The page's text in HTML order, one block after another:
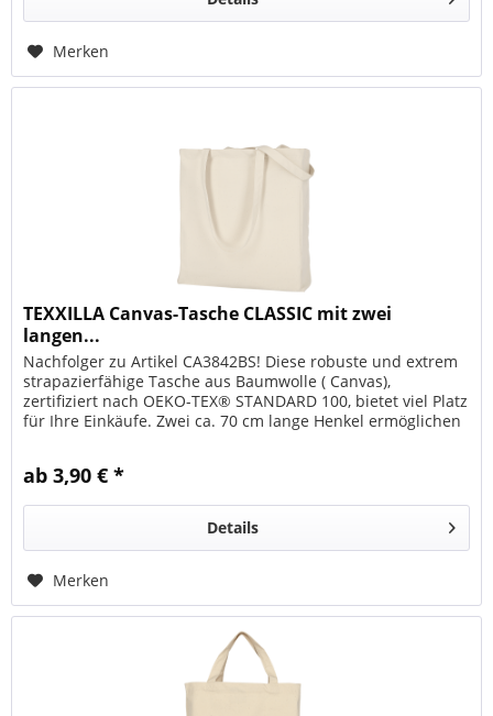
Merken
TEXXILLA Canvas-Tasche CLASSIC mit zwei
langen...
Nachfolger zu Artikel CA3842BS! Diese robuste und extrem
strapazierfähige Tasche aus Baumwolle ( Canvas),
zertifiziert nach OEKO-TEX® STANDARD 100, bietet viel Platz
für Ihre Einkäufe. Zwei ca. 70 cm lange Henkel ermöglichen
ab 3,90 € *
Details
Merken